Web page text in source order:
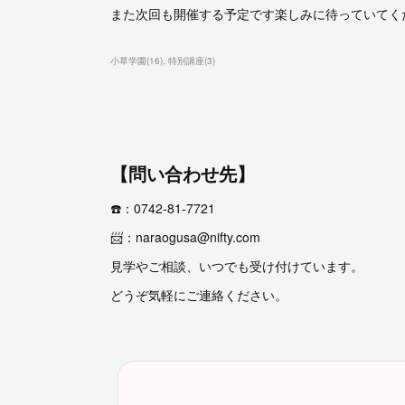
また次回も開催する予定です楽しみに待っていて
小草学園(16) 特別講座(3)
【問い合わせ先】
☎️：0742-81-7721
📨：naraogusa@nifty.com
見学やご相談、いつでも受け付けています。
どうぞ気軽にご連絡ください。